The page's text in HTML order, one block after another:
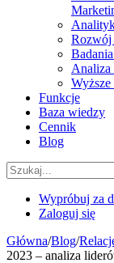
Rozwój
Analiza
Funkcje
Baza wiedzy
Cennik
Blog
Wypróbuj za
Zaloguj się
Główna/Blog/
2023 – analiza